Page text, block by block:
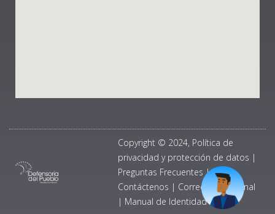
Copyright © 2024, Política de
privacidad y protección de datos |
Preguntas Frecuentes |
Contáctenos | Correo Institucional
| Manual de Identidad Visual